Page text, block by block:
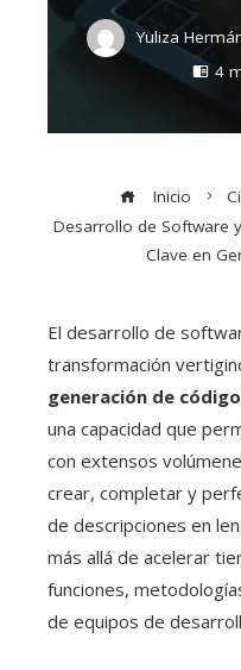
Yuliza
4
Inicio
Desarrollo de Software
Clave en
El desarrollo de
transformación
generación de
una capacidad que
con extensos
crear, completar y
de descripciones en
más allá de acelerar
funciones,
de equipos de